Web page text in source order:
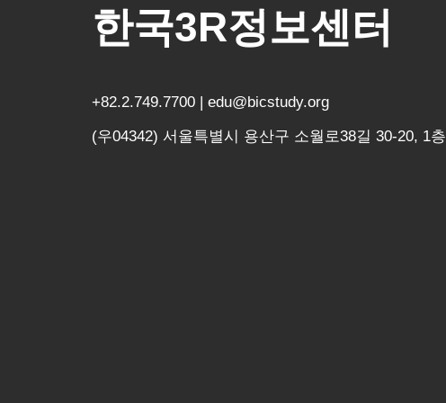
한국3R정보센터
+82.2.749.7700 | edu@bicstudy.org
(우04342) 서울특별시 용산구 소월로38길 30-20, 1층